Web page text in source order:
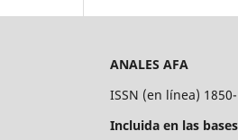
ANALES AFA
ISSN (en línea)
Incluida en las